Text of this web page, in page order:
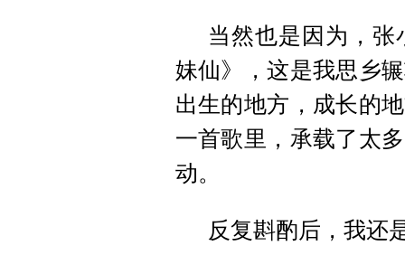
当然也是因为，
妹仙》，这是我思乡
出生的地方，成长的
一首歌里，承载了太
动。
反复斟酌后，我还